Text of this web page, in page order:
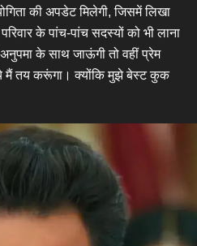
की अपडेट मिलेगी, जिसमें लिखा
के पांच-पांच सदस्यों को भी लाना
के साथ जाऊंगी तो वहीं प्रेम
मैं तय करूंगा। क्योंकि मुझे बेस्ट कुक